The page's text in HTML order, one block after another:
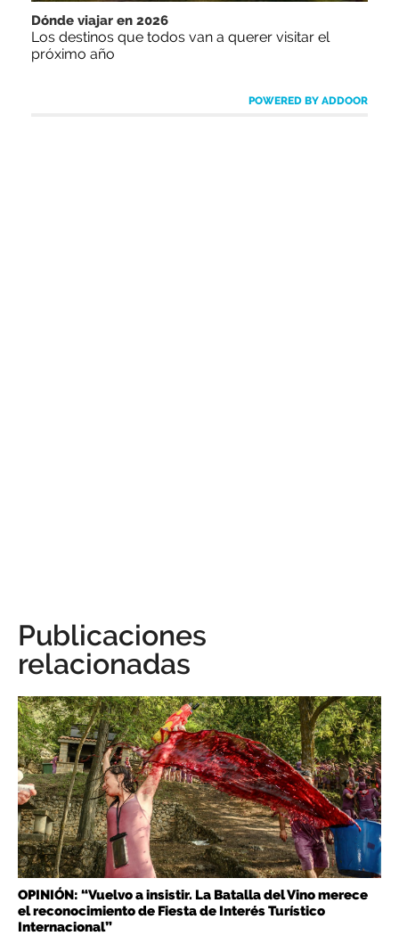
Dónde viajar en 2026
Los destinos que todos van a querer visitar el
próximo año
POWERED BY ADDOOR
Publicaciones
relacionadas
OPINIÓN: “Vuelvo a insistir. La Batalla del Vino merece
el reconocimiento de Fiesta de Interés Turístico
Internacional”